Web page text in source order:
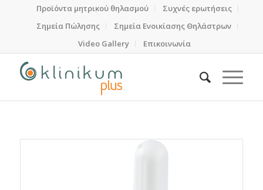
Προϊόντα μητρικού θηλασμού
Συχνές ερωτήσεις
Σημεία Πώλησης
Σημεία Ενοικίασης Θηλάστρων
Video Gallery
Επικοινωνία